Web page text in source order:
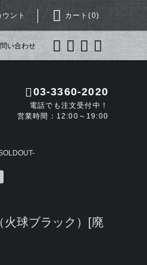
ント カート(0)
い合わせ
03-3360-2020
電話でも注文受付中！
営業時間：12:00～19:00
火球ブラック）[廃